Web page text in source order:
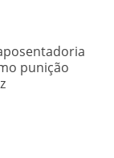
punição